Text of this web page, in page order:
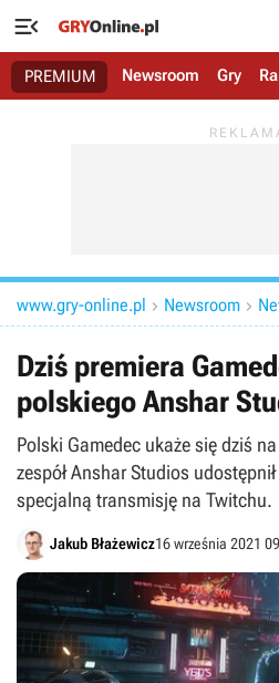

PREMIUM Newsroom Gry
www.gry-online.pl  Newsroom 
Dziś premiera
polskiego Anshar
Polski Gamedec ukaże się dziś
zespół Anshar Studios
specjalną transmisję na Twitchu.
Jakub Błażewicz16 września 2021